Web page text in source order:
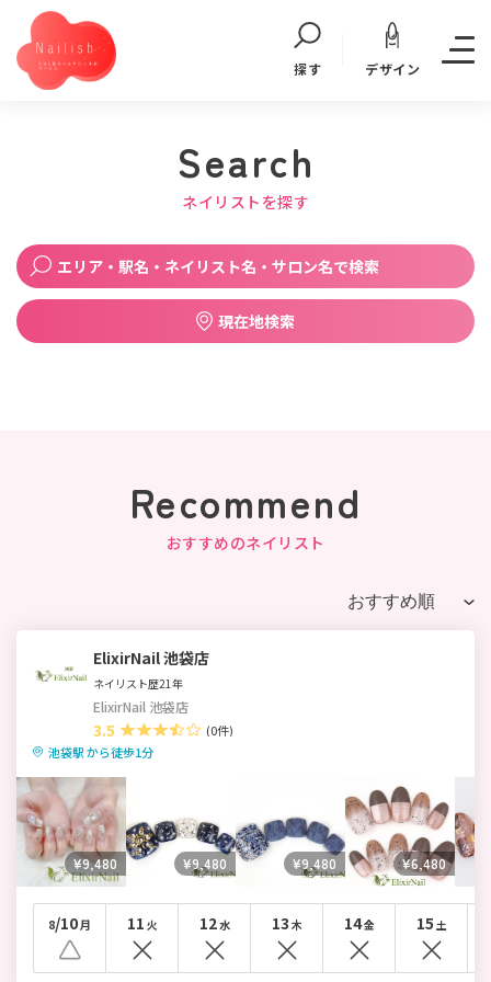
探す デザイン
Search
ネイリストを探す
エリア・駅名・ネイリスト名・サロン名で検索
現在地検索
Recommend
おすすめのネイリスト
ElixirNail 池袋店
ネイリスト歴21年
ElixirNail 池袋店
3.5
(0件)
池袋駅 から徒歩1分
¥9,480 ¥9,480 ¥9,480 ¥6,480
8/10月 11 火 12水 13 木 14金 15 土